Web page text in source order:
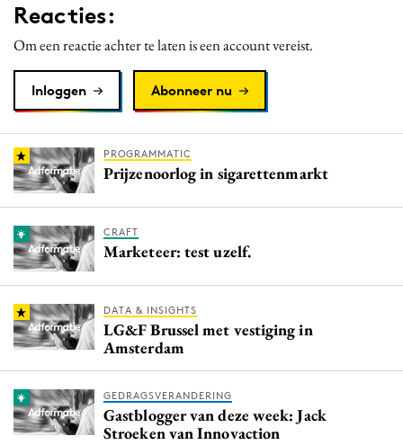
PR
Programmatic
Reputatie & crisis
Reacties:
Om een reactie achter te laten is een account vereist.
Inloggen Abonneer nu
PROGRAMMATIC
Prijzenoorlog in sigarettenmarkt
CRAFT
Marketeer: test uzelf.
DATA & INSIGHTS
LG&F Brussel met vestiging in
Amsterdam
GEDRAGSVERANDERING
Gastblogger van deze week: Jack
Stroeken van Innovaction